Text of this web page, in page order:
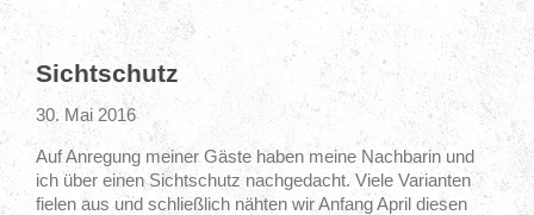
Sichtschutz
30. Mai 2016
Auf Anregung meiner Gäste haben meine Nachbarin und
ich über einen Sichtschutz nachgedacht. Viele Varianten
fielen aus und schließlich nähten wir Anfang April diesen